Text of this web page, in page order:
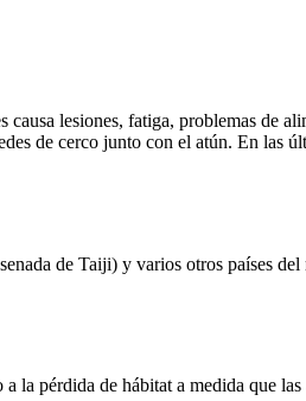
lesiones, fatiga, problemas de
de cerco junto con el atún. En las
de Taiji) y varios otros países
la pérdida de hábitat a medida que las